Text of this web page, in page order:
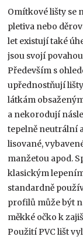
Omítkové lišty se
pletiva nebo
let existují také
jsou svojí
Především s
upřednostňují lišty
látkám
a nekorodují
tepelně neutrální
lisované,
manžetou apod.
klasickým
standardně
profilů může být
měkké očko k
Použití PVC lišt